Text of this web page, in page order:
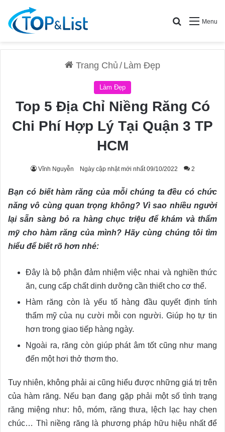
Menu
Search for
Trang Chủ / Làm Đẹp
Làm Đẹp
Top 5 Địa Chỉ Niềng Răng Có
Chi Phí Hợp Lý Tại Quận 3 TP
HCM
Vĩnh Nguyễn Ngày cập nhật mới nhất 09/10/2022 2
Bạn có biết hàm răng của mỗi chúng ta đều có chức
năng vô cùng quan trọng không? Vì sao nhiều người
lại sẵn sàng bỏ ra hàng chục triệu để khám và thẩm
mỹ cho hàm răng của mình? Hãy cùng chúng tôi tìm
hiểu để biết rõ hơn nhé:
Đây là bộ phận đảm nhiệm việc nhai và nghiền thức
ăn, cung cấp chất dinh dưỡng cần thiết cho cơ thể.
Hàm răng còn là yếu tố hàng đầu quyết định tính
thẩm mỹ của nụ cười mỗi con người. Giúp họ tự tin
hơn trong giao tiếp hàng ngày.
Ngoài ra, răng còn giúp phát âm tốt cũng như mang
đến một hơi thở thơm tho.
Tuy nhiên, không phải ai cũng hiểu được những giá trị trên
của hàm răng. Nếu bạn đang gặp phải một số tình trạng
răng miệng như: hô, móm, răng thưa, lệch lạc hay chen
chúc… Thì niềng răng là phương pháp hữu hiệu nhất để